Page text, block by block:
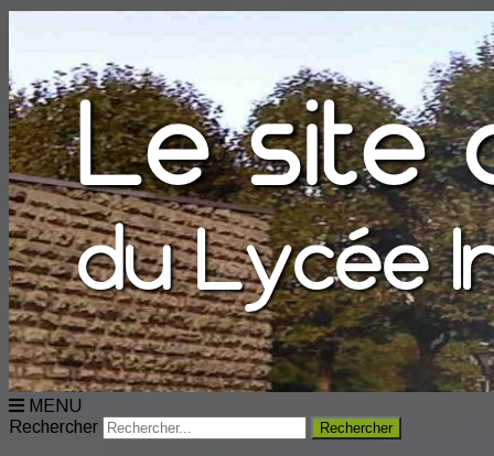
MENU
Rechercher